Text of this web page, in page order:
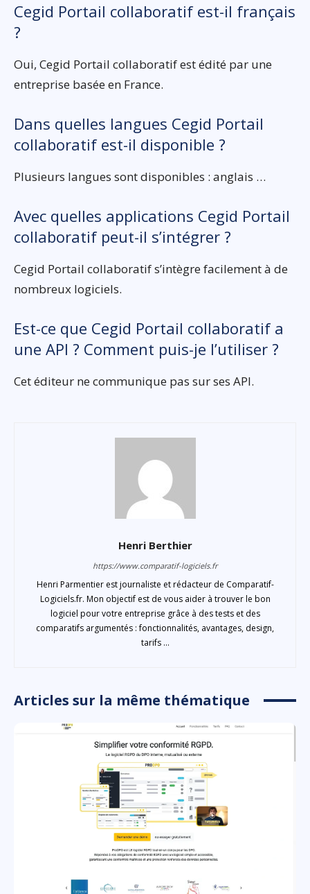
Cegid Portail collaboratif est-il français
?
Oui, Cegid Portail collaboratif est édité par une
entreprise basée en France.
Dans quelles langues Cegid Portail
collaboratif est-il disponible ?
Plusieurs langues sont disponibles : anglais …
Avec quelles applications Cegid Portail
collaboratif peut-il s’intégrer ?
Cegid Portail collaboratif s’intègre facilement à de
nombreux logiciels.
Est-ce que Cegid Portail collaboratif a
une API ? Comment puis-je l’utiliser ?
Cet éditeur ne communique pas sur ses API.
Henri Berthier
https://www.comparatif-logiciels.fr
Henri Parmentier est journaliste et rédacteur de Comparatif-
Logiciels.fr. Mon objectif est de vous aider à trouver le bon
logiciel pour votre entreprise grâce à des tests et des
comparatifs argumentés : fonctionnalités, avantages, design,
tarifs ...
Articles sur la même thématique